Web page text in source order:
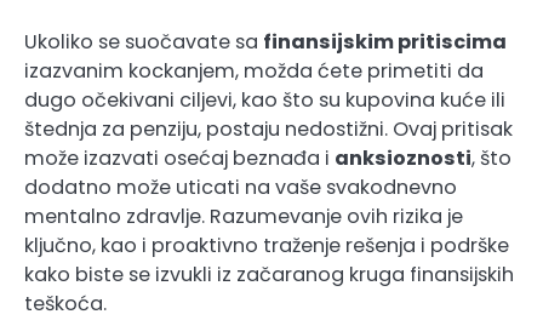
Ukoliko se suočavate sa finansijskim pritiscima
izazvanim kockanjem, možda ćete primetiti da
dugo očekivani ciljevi, kao što su kupovina kuće ili
štednja za penziju, postaju nedostižni. Ovaj pritisak
može izazvati osećaj beznađa i anksioznosti, što
dodatno može uticati na vaše svakodnevno
mentalno zdravlje. Razumevanje ovih rizika je
ključno, kao i proaktivno traženje rešenja i podrške
kako biste se izvukli iz začaranog kruga finansijskih
teškoća.